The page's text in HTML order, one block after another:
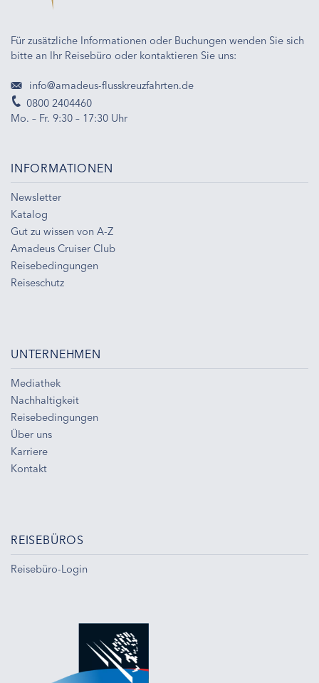
Für zusätzliche Informationen oder Buchungen wenden Sie sich
bitte an Ihr Reisebüro oder kontaktieren Sie uns:
info@amadeus-flusskreuzfahrten.de
0800 2404460
Mo. – Fr. 9:30 – 17:30 Uhr
INFORMATIONEN
Newsletter
Katalog
Gut zu wissen von A-Z
Amadeus Cruiser Club
Reisebedingungen
Reiseschutz
UNTERNEHMEN
Mediathek
Nachhaltigkeit
Reisebedingungen
Über uns
Karriere
Kontakt
REISEBÜROS
Reisebüro-Login